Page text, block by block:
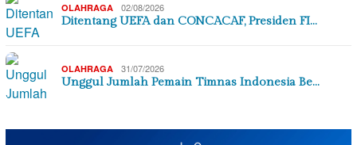
OLAHRAGA 02/08/2026
Ditentang UEFA dan CONCACAF, Presiden FI…
OLAHRAGA 31/07/2026
Unggul Jumlah Pemain Timnas Indonesia Be…